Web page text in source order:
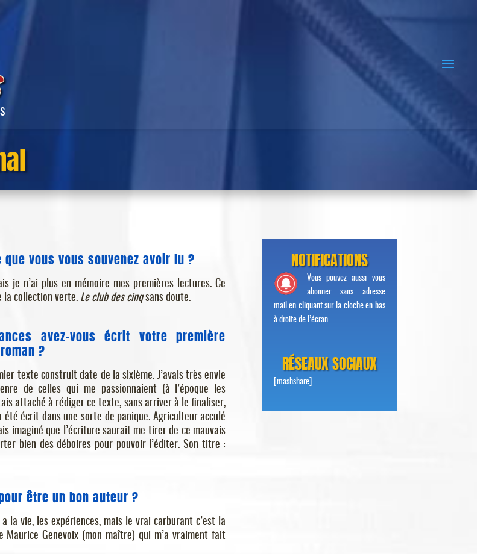
vous vous souvenez avoir lu ?
je n’ai plus en mémoire mes premières lectures. Ce
la collection verte. Le club des cinqsans doute.
avez-vous écrit votre première
?
texte construit date de la sixième. J’avais très envie
de celles qui me passionnaient (à l’époque les
attaché à rédiger ce texte, sans arriver à le finaliser,
été écrit dans une sorte de panique. Agriculteur acculé
imaginé que l’écriture saurait me tirer de ce mauvais
bien des déboires pour pouvoir l’éditer. Son titre :
être un bon auteur ?
la vie, les expériences, mais le vrai carburant c’est la
Genevoix (mon maître) qui m’a vraiment fait
NOTIFICATIONS
Vous pouvez aussi vous
abonner sans adresse
mail en cliquant sur la cloche en bas
à droite de l’écran.
RÉSEAUX SOCIAUX
[mashshare]